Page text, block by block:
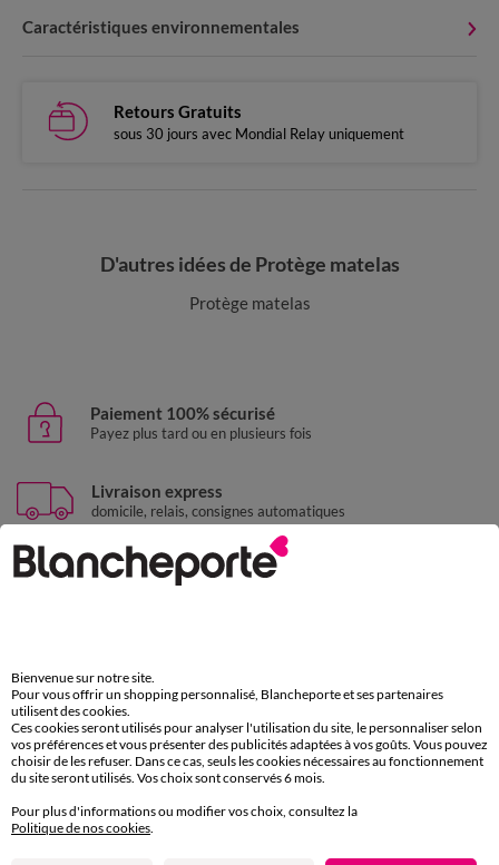
Caractéristiques environnementales
Retours Gratuits
sous 30 jours avec Mondial Relay uniquement
D'autres idées de Protège matelas
Protège matelas
Paiement 100% sécurisé
Payez plus tard ou en plusieurs fois
Livraison express
domicile, relais, consignes automatiques
Retours gratuits
sous 30 jours avec Mondial Relay uniquement
de 8h00 à 20h00 du lundi au samedi
11€ Offerts
Bienvenue sur notre site.
Pour vous offrir un shopping personnalisé, Blancheporte et ses partenaires
utilisent des cookies.
Ces cookies seront utilisés pour analyser l'utilisation du site, le personnaliser selon
vos préférences et vous présenter des publicités adaptées à vos goûts. Vous pouvez
choisir de les refuser. Dans ce cas, seuls les cookies nécessaires au fonctionnement
du site seront utilisés. Vos choix sont conservés 6 mois.
Pour plus d'informations ou modifier vos choix, consultez la
Politique de nos cookies.